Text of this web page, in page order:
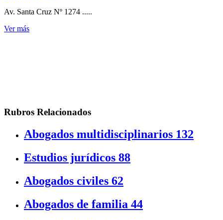
Av. Santa Cruz Nº 1274 .....
Ver más
Rubros Relacionados
Abogados multidisciplinarios 132
Estudios jurídicos 88
Abogados civiles 62
Abogados de familia 44